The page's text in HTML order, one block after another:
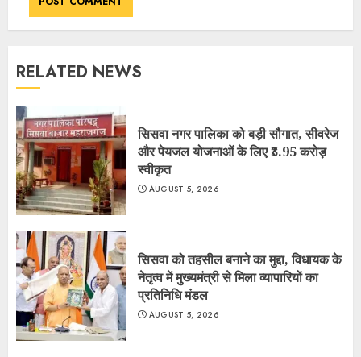
RELATED NEWS
सिसवा नगर पालिका को बड़ी सौगात, सीवरेज
और पेयजल योजनाओं के लिए ₹3.95 करोड़
स्वीकृत
AUGUST 5, 2026
सिसवा को तहसील बनाने का मुद्दा, विधायक के
नेतृत्व में मुख्यमंत्री से मिला व्यापारियों का
प्रतिनिधि मंडल
AUGUST 5, 2026